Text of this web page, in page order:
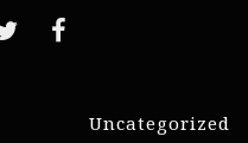
Uncategorized